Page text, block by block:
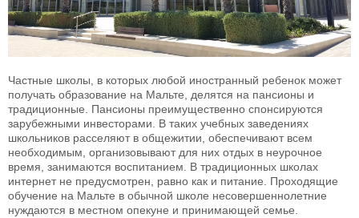
Частные школы, в которых любой иностранный ребенок может
получать образование на Мальте, делятся на пансионы и
традиционные. Пансионы преимущественно спонсируются
зарубежными инвесторами. В таких учебных заведениях
школьников расселяют в общежитии, обеспечивают всем
необходимым, организовывают для них отдых в неурочное
время, занимаются воспитанием. В традиционных школах
интернет не предусмотрен, равно как и питание. Проходящие
обучение на Мальте в обычной школе несовершеннолетние
нуждаются в местном опекуне и принимающей семье.